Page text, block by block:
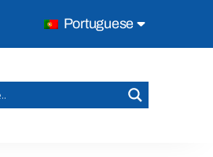
Portuguese